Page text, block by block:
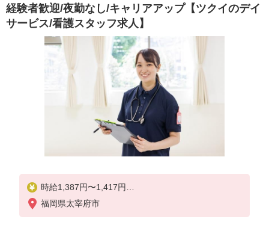
経験者歓迎/夜勤なし/キャリアアップ【ツクイのデイ
サービス/看護スタッフ求人】
時給1,387円〜1,417円
★土日祝日は時給100円アップ！
福岡県太宰府市